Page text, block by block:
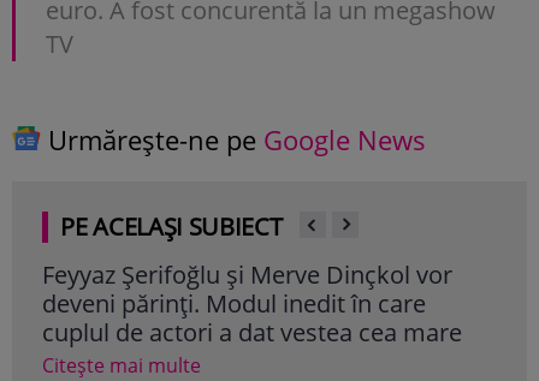
euro. A fost concurentă la un megashow
TV
Urmărește-ne pe Google News
PE ACELAȘI SUBIECT
Dinçkol vor
în care
cea mare
Odelya Halevi este însărcinată
prima dată. Actrița din „Lege și
va deveni mama unei fetițe
Citește mai multe